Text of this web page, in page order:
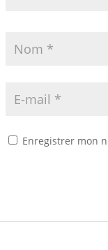
Enregistrer mon